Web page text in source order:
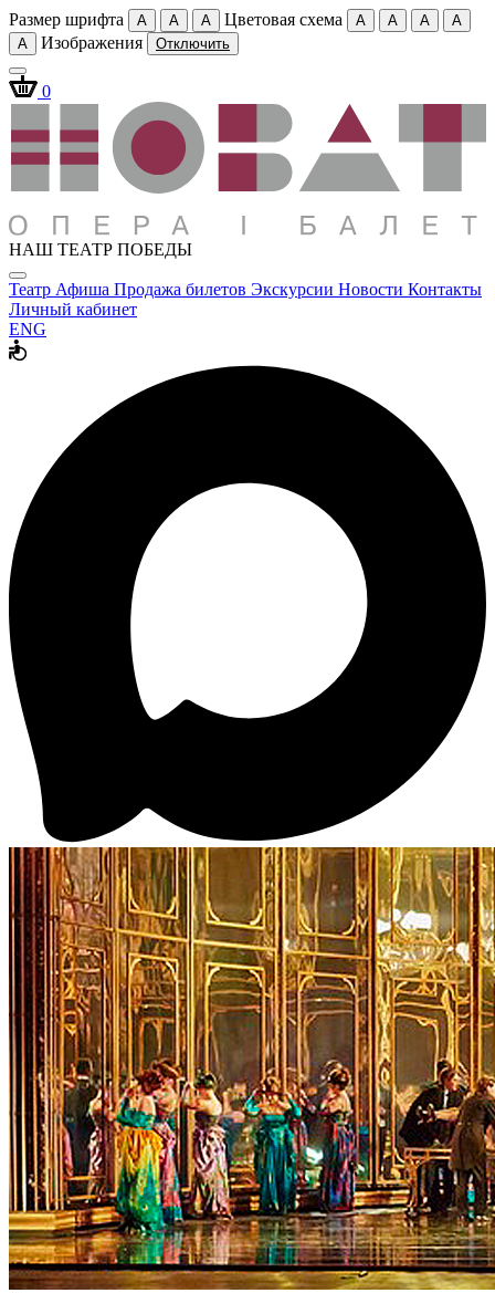
Размер шрифта A A A Цветовая схема A A A
A
A
Изображения Отключить
0
НАШ ТЕАТР ПОБЕДЫ
Театр Афиша Продажа билетов Экскурсии Новости Контакты
Личный кабинет
ENG